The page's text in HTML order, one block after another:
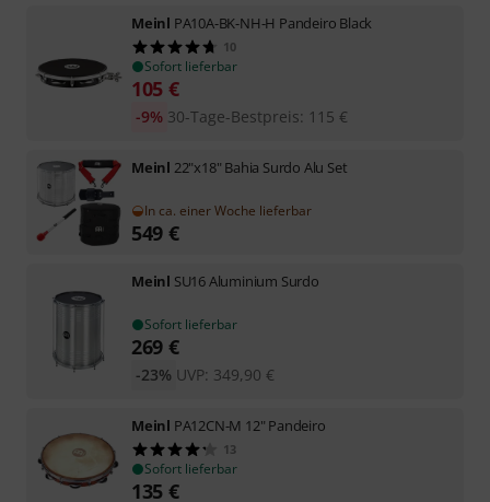
Meinl PA10A-BK-NH-H Pandeiro Black
10
Sofort lieferbar
105 €
30-Tage-Bestpreis: 115 €
-9%
Meinl 22"x18" Bahia Surdo Alu Set
In ca. einer Woche lieferbar
549 €
Meinl SU16 Aluminium Surdo
Sofort lieferbar
269 €
UVP: 349,90 €
-23%
Meinl PA12CN-M 12" Pandeiro
13
Sofort lieferbar
135 €